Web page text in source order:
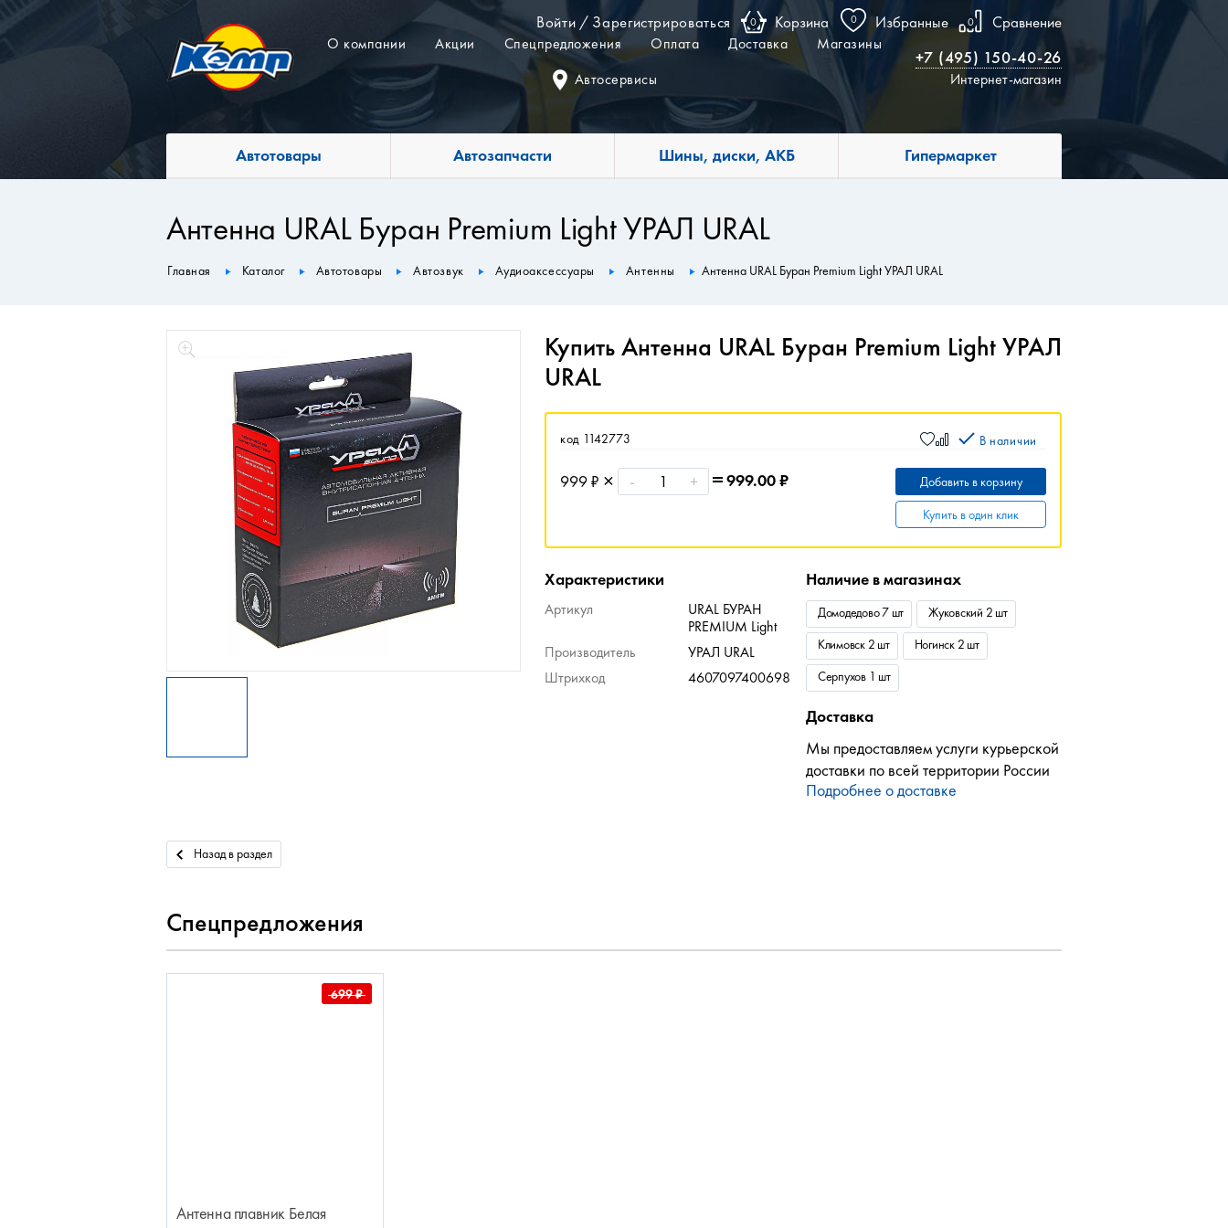
Войти / Зарегистрироваться 0 Корзина 0 Избранные 0 Сравнение
О компании Акции Спецпредложения Оплата Доставка Магазины
Автосервисы
+7 (495) 150-40-26
Интернет-магазин
Автотовары Автозапчасти Шины, диски, АКБ Гипермаркет
Антенна URAL Буран Premium Light УРАЛ URAL
Главная Каталог Автотовары Автозвук Аудиоаксессуары Антенны Антенна URAL Буран Premium Light УРАЛ URAL
Купить Антенна URAL Буран Premium Light УРАЛ
URAL
код 1142773 В наличии
999 ₽ - + 999.00₽ Добавить в корзину
Купить в один клик
Характеристики
Артикул
URAL БУРАН
PREMIUM Light
Производитель
УРАЛ URAL
Штрихкод
4607097400698
Наличие в магазинах
Домодедово 7 шт Жуковский 2 шт
Климовск 2 шт Ногинск 2 шт
Серпухов 1 шт
Доставка
Мы предоставляем услуги курьерской
доставки по всей территории России
Подробнее о доставке
Назад в раздел
Спецпредложения
699₽
Антенна плавник Белая